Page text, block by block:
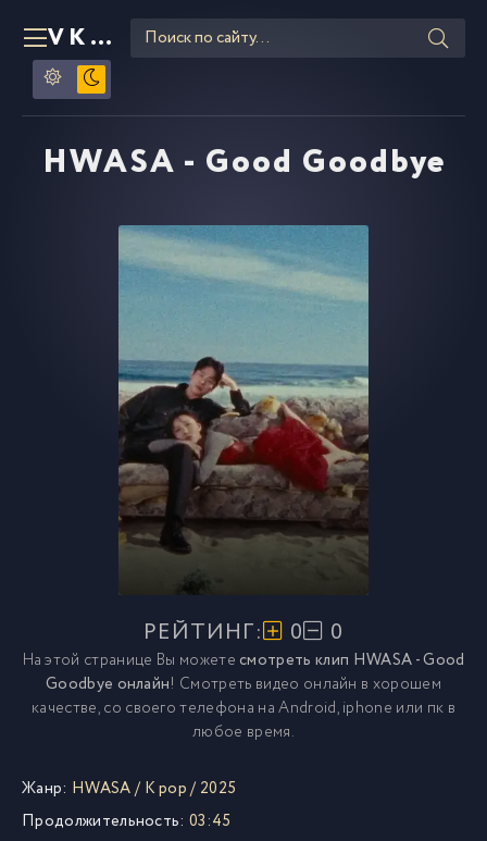
VKLIPE RU
HWASA - Good Goodbye
РЕЙТИНГ: 0 0
На этой странице Вы можетесмотреть клип HWASA - Good
Goodbye онлайн! Смотреть видео онлайн в хорошем
качестве, со своего телефона на Android, iphone или пк в
любое время.
Жанр: HWASA/ K pop/ 2025
Продолжительность: 03:45